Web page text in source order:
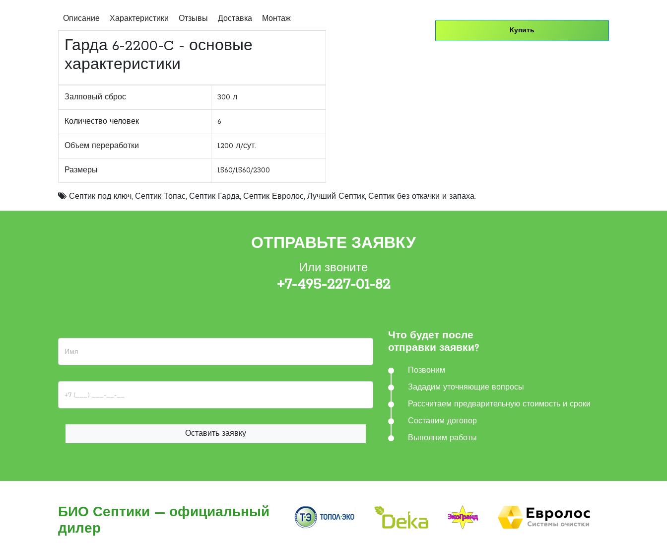
Описание Характеристики Отзывы Доставка Монтаж
Гарда 6-2200-C - основые
характеристики
Залповый сброс 300 л
Количество человек 6
Объем переработки 1200 л/сут.
Размеры 1560/1560/2300
Купить
Септик под ключ, Септик Топас, Септик Гарда, Септик Евролос, Лучший Септик, Септик без откачки и запаха.
ОТПРАВЬТЕ ЗАЯВКУ
Или звоните
+7-495-227-01-82
Оставить заявку
Что будет после
отправки заявки?
Позвоним
Зададим уточняющие вопросы
Рассчитаем предварительную стоимость и сроки
Составим договор
Выполним работы
БИО Септики — официальный
дилер